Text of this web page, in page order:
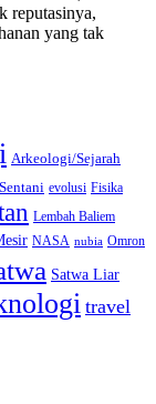
reputasinya,
yang tak
Arkeologi/Sejarah
evolusi Fisika
Lembah Baliem
NASA nubia Omron
Satwa Liar
travel